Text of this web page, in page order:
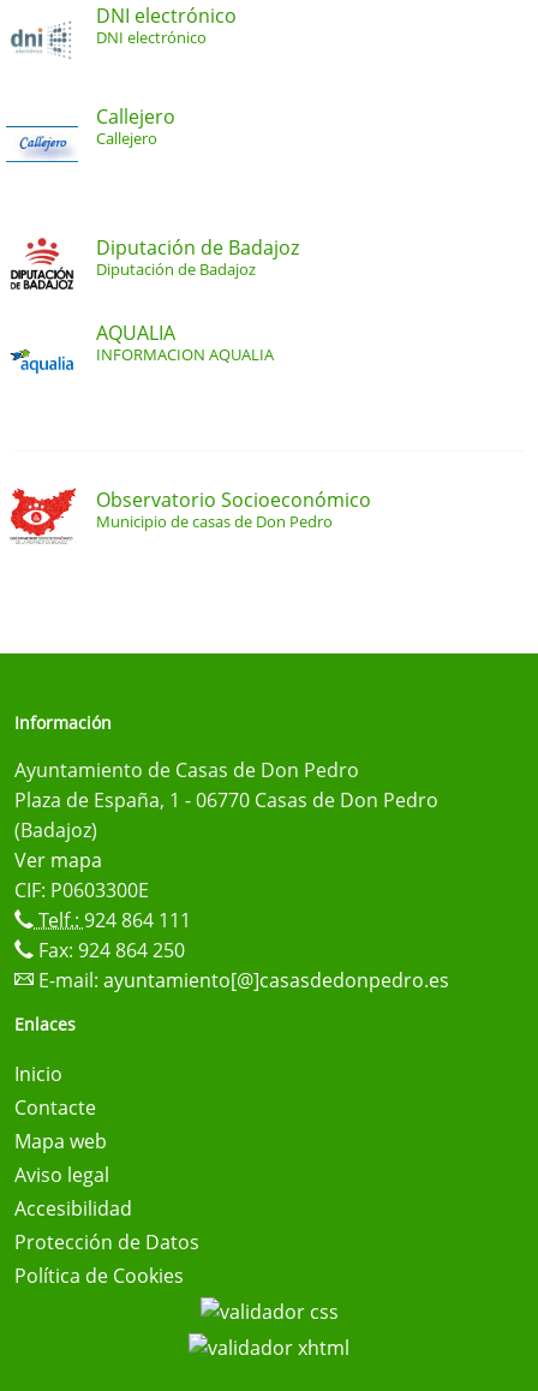
DNI electrónico
DNI electrónico
Callejero
Callejero
Diputación de Badajoz
Diputación de Badajoz
AQUALIA
INFORMACION AQUALIA
Observatorio Socioeconómico
Municipio de casas de Don Pedro
Información
Ayuntamiento de Casas de Don Pedro
Plaza de España, 1 - 06770 Casas de Don Pedro
(Badajoz)
Ver mapa
CIF: P0603300E
Telf.: 924 864 111
Fax: 924 864 250
E-mail: ayuntamiento[@]casasdedonpedro.es
Enlaces
Inicio
Contacte
Mapa web
Aviso legal
Accesibilidad
Protección de Datos
Política de Cookies